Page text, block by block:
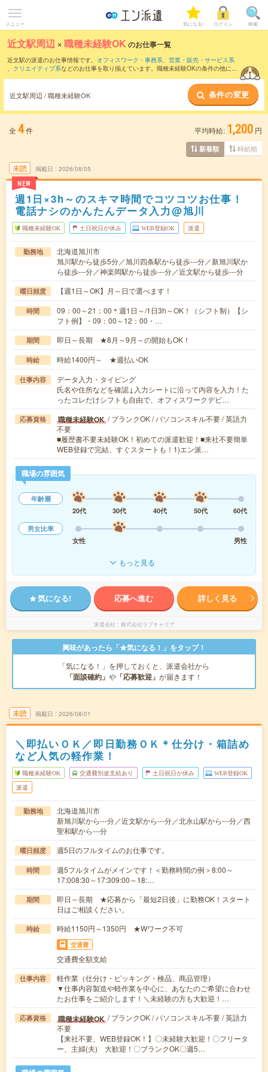
メニュー 気になる! ログイン 検索
近文駅周辺 ×職種未経験OK のお仕事一覧
近文駅の派遣のお仕事情報です。 オフィスワーク・事務系、 営業・販売・サービス系
、 クリエイティブ系などのお仕事を取り揃えています。職種未経験OKの条件の他に、
近文駅周辺 / 職種未経験OK 条件の変更
全 4件 平均時給: 1,200 円
新着順 時給順
未読
NEW
掲載日 2026/08/05
週1日×3h～のスキマ時間でコツコツお仕事！
電話ナシのかんたんデータ入力@旭川
職種未経験OK 土日祝日が休み WEB登録OK 派遣
勤務地
北海道旭川市
旭川駅から徒歩5分／旭川四条駅から徒歩---分／新旭川駅か
ら徒歩---分／神楽岡駅から徒歩---分／近文駅から徒歩---分
曜日頻度 【週1日～OK】月～日で選べます！
時間
09：00～21：00＊週1日～/1日3h～OK！（シフト制）【シ
フト例】・09：00～12：00・…
期間 即日～長期 ★8月～9月～の開始もOK！
時給 時給1400円～ ★週払いOK
仕事内容
データ入力・タイピング
氏名や住所などを確認↓入力シートに沿って内容を入力！た
ったコレだけシフトも自由で、オフィスワークデビ…
応募資格 職種未経験OK / ブランクOK / パソコンスキル不要 / 英語力
不要
■履歴書不要未経験OK！初めての派遣歓迎！■来社不要簡単
WEB登録で完結、すぐスタートも！1)エン派…
職場の雰囲気
年齢層
20代
30代 40代 50代
60代
男女比率
女性
男性
もっと見る
気になる! 応募へ進む 詳しく見る
派遣会社 株式会社ラブキャリア
興味があったら「★気になる！」をタップ！
「気になる！」を押しておくと、派遣会社から
「面談確約」 や 「応募歓迎」 が届きます！
未読 掲載日 2026/08/01
＼即払いＯＫ／即日勤務ＯＫ＊仕分け・箱詰め
など人気の軽作業！
職種未経験OK 交通費別途支給あり 土日祝日が休み WEB登録OK
派遣
勤務地
北海道旭川市
新旭川駅から---分／近文駅から---分／北永山駅から---分／西
聖和駅から---分
曜日頻度 週5日のフルタイムのお仕事です。
時間
週5フルタイムがメインです！＜勤務時間の例＞8:00～
17:008:30～17:309:00～18:…
期間
即日～長期 ★応募から「最短2日後」に勤務OK！スタート
日はご相談ください。
時給 時給1150円～1350円 ★Wワーク不可
交通費
交通費全額支給
仕事内容
軽作業（仕分け・ピッキング・検品、商品管理）
▼仕事内容製造や軽作業を中心に、あなたのご希望に合わせ
たお仕事をご紹介します！＼未経験の方も大歓迎！…
応募資格 職種未経験OK / ブランクOK / パソコンスキル不要 / 英語力
不要
【来社不要、WEB登録OK！】〇未経験大歓迎！〇フリータ
ー、主婦(夫) 大歓迎！〇ブランクOK〇週5…